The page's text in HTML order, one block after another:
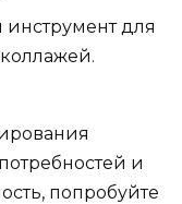
инструмент для
и
попробуйте